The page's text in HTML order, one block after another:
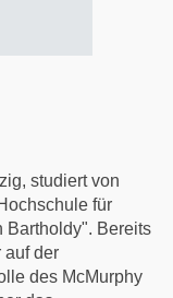
studiert von
für
Bartholdy". Bereits
auf der
des McMurphy